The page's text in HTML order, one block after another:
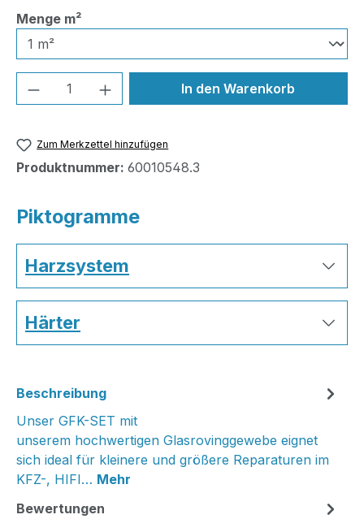
Menge m²auswählen
Produkt Anzahl: Gib denIn den Warenkorb
Zum Merkzettel hinzufügen
Produktnummer: 60010548.3
Piktogramme
Harzsystem
Härter
Beschreibung
Unser GFK-SET mit
unserem hochwertigen Glasrovinggewebe eignet
sich ideal für kleinere und größere Reparaturen im
KFZ-, HIFI… Mehr
Bewertungen